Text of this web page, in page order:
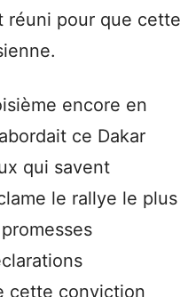
réuni pour que cette
encore en
ce Dakar
qui savent
le rallye le plus
cette conviction